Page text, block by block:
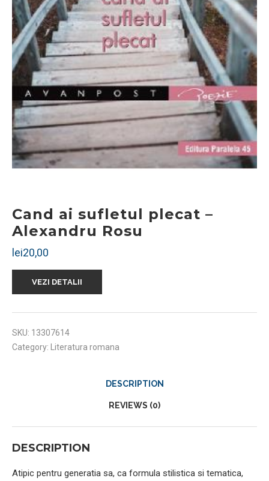
Cand ai sufletul plecat –
Alexandru Rosu
lei20,00
VEZI DETALII
SKU: 13307614
Category:
Literatura romana
DESCRIPTION
REVIEWS (0)
DESCRIPTION
Atipic pentru generatia sa, ca formula stilistica si tematica,